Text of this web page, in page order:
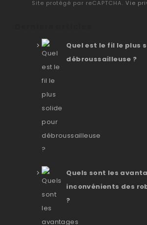
Site protégé par reCAPTCHA. Vie
Quel est le fil le plus
débroussailleuse ?
Quels sont les
inconvénients des
?